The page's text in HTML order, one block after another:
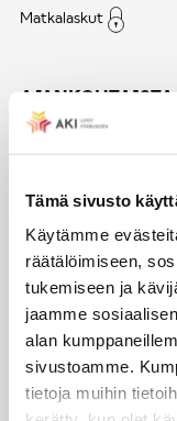
Tämä sivusto
Käytämme
räätälöimiseen,
tukemiseen ja
jaamme
alan
sivustoamme.
tietoja muihin
Matkalaskut
AJANKOHTAISTA
Crux-lehti
JOBI
TYÖELÄMÄOPAS